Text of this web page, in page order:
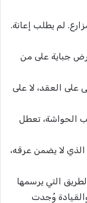
لم يطلب إعانة.
جباية على من
على العقد، لا على
لا تواكب الحواشة، تعطل
الذي لا يضمن عرقه،
التي يرسمها
وُجدت